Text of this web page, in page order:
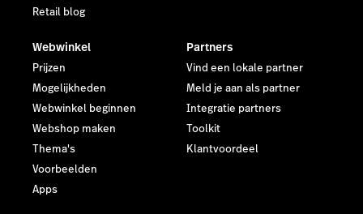
Retail blog
Webwinkel
Prijzen
Mogelijkheden
Webwinkel beginnen
Webshop maken
Thema's
Voorbeelden
Apps
Partners
Vind een lokale partner
Meld je aan als partner
Integratie partners
Toolkit
Klantvoordeel